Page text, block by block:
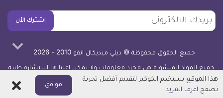
بريدك
الالكتروني
اشترك الآن
جميع الحقوق محفوظة © ديلي ميديكال انفو 2010 - 2026
جميع المواد المنشورة هي مجرد معلومات ولا يمكن اعتبارها استشارة طبية
أو توصية علاجية - اعرف المزيد
هذا الموقع يستخدم الكوكيز لتقديم أفضل تجربة
تصفح اعرف المزيد
موافق اغلاق